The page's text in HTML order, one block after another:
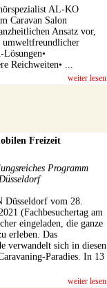
AL-KO
Caravan Salon
Ansatz vor,
umweltfreundlicher
Lösungen•
Reichweiten• ...
weiter lesen
Freizeit
Programm
vom 28.
(Fachbesuchertag am
eingeladen, die ganze
erleben. Das
verwandelt sich in diesen
Paradies. In 13
weiter lesen